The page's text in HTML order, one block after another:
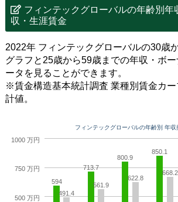
フィンテックグローバルの年齢別年
収・生涯賃金
2022年 フィンテックグローバルの30歳
グラフと25歳から59歳までの年収・ボ
ータを見ることができます。
※賃金構造基本統計調査 業種別賃金カ
計値。
フィンテックグローバルの年齢別 年収
594
713.7
800.9
850.1
491.4
561.9
622.8
668.2
500 万円
750 万円
1000 万円